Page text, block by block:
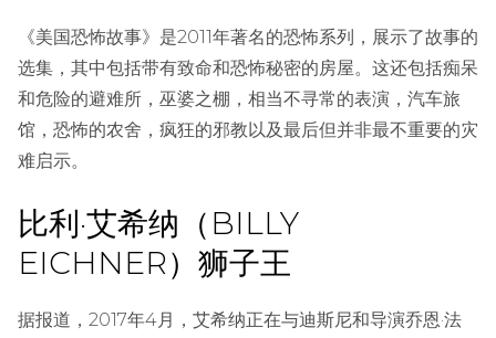
《美国恐怖故事》是2011年著名的恐怖系列，展示了故事的
选集，其中包括带有致命和恐怖秘密的房屋。这还包括痴呆
和危险的避难所，巫婆之棚，相当不寻常的表演，汽车旅
馆，恐怖的农舍，疯狂的邪教以及最后但并非最不重要的灾
难启示。
比利·艾希纳（BILLY
EICHNER）狮子王
据报道，2017年4月，艾希纳正在与迪斯尼和导演乔恩·法